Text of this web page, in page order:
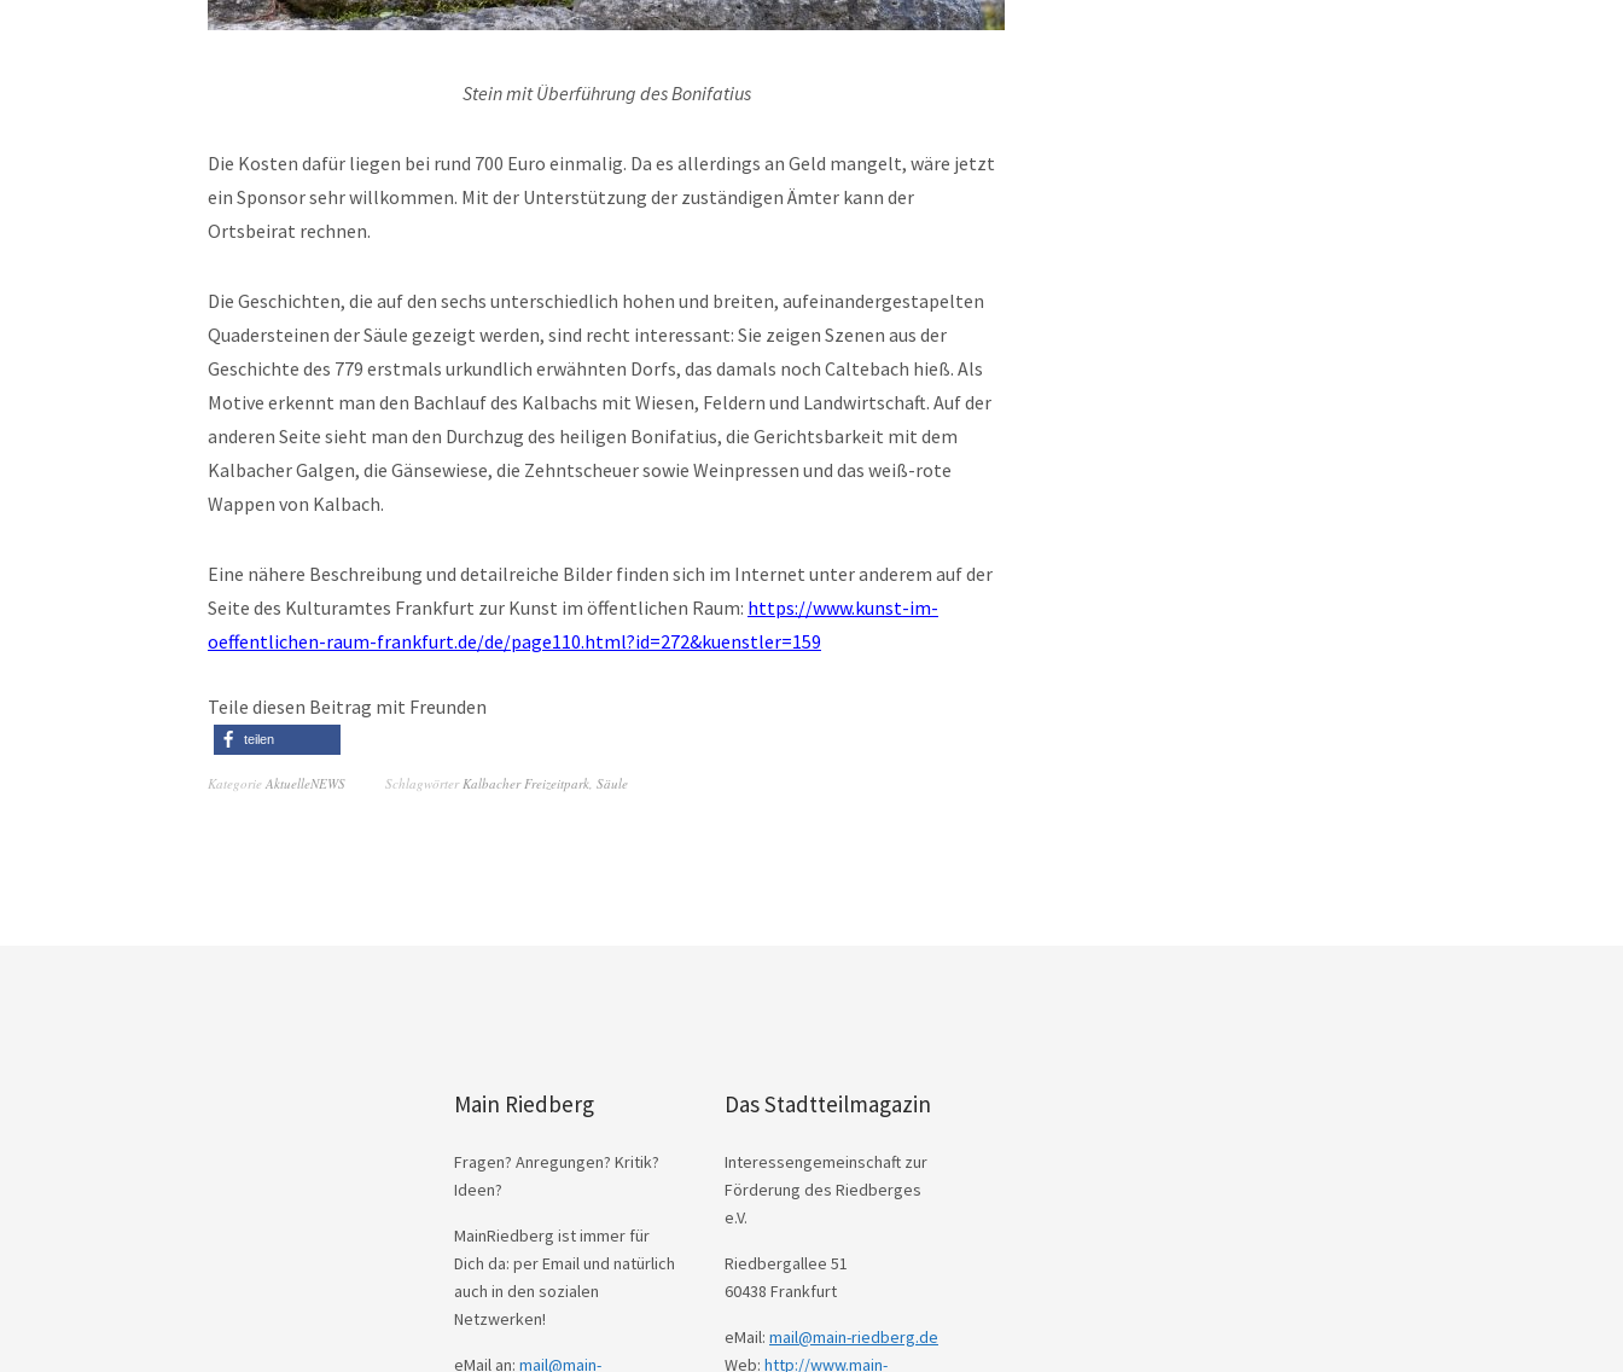
Stein mit Überführung des Bonifatius
Die Kosten dafür liegen bei rund 700 Euro einmalig. Da es allerdings an Geld mangelt, wäre jetzt
ein Sponsor sehr willkommen. Mit der Unterstützung der zuständigen Ämter kann der
Ortsbeirat rechnen.
Die Geschichten, die auf den sechs unterschiedlich hohen und breiten, aufeinandergestapelten
Quadersteinen der Säule gezeigt werden, sind recht interessant: Sie zeigen Szenen aus der
Geschichte des 779 erstmals urkundlich erwähnten Dorfs, das damals noch Caltebach hieß. Als
Motive erkennt man den Bachlauf des Kalbachs mit Wiesen, Feldern und Landwirtschaft. Auf der
anderen Seite sieht man den Durchzug des heiligen Bonifatius, die Gerichtsbarkeit mit dem
Kalbacher Galgen, die Gänsewiese, die Zehntscheuer sowie Weinpressen und das weiß-rote
Wappen von Kalbach.
Eine nähere Beschreibung und detailreiche Bilder finden sich im Internet unter anderem auf der
Seite des Kulturamtes Frankfurt zur Kunst im öffentlichen Raum: https://www.kunst-im-
oeffentlichen-raum-frankfurt.de/de/page110.html?id=272&kuenstler=159
Teile diesen Beitrag mit Freunden
teilen
Kategorie AktuelleNEWS SchlagwörterKalbacher Freizeitpark, Säule
Main Riedberg
Fragen? Anregungen? Kritik?
Ideen?
MainRiedberg ist immer für
Dich da: per Email und natürlich
auch in den sozialen
Netzwerken!
eMail an: mail@main-
Das Stadtteilmagazin
Interessengemeinschaft zur
Förderung des Riedberges
e.V.
Riedbergallee 51
60438 Frankfurt
eMail: mail@main-riedberg.de
Web: http://www.main-